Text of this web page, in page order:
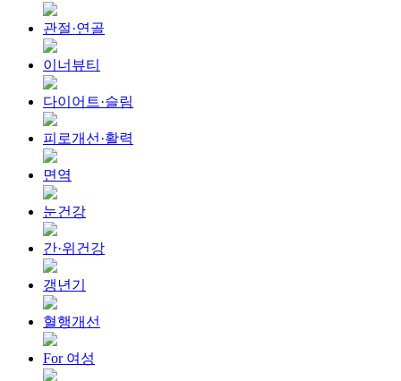
관절·연골
이너뷰티
다이어트·슬림
피로개선·활력
면역
눈건강
간·위건강
갱년기
혈행개선
For 여성